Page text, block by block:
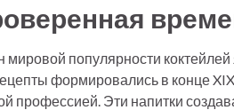
популярности коктейлей
формировались в конце
профессией. Эти напитки